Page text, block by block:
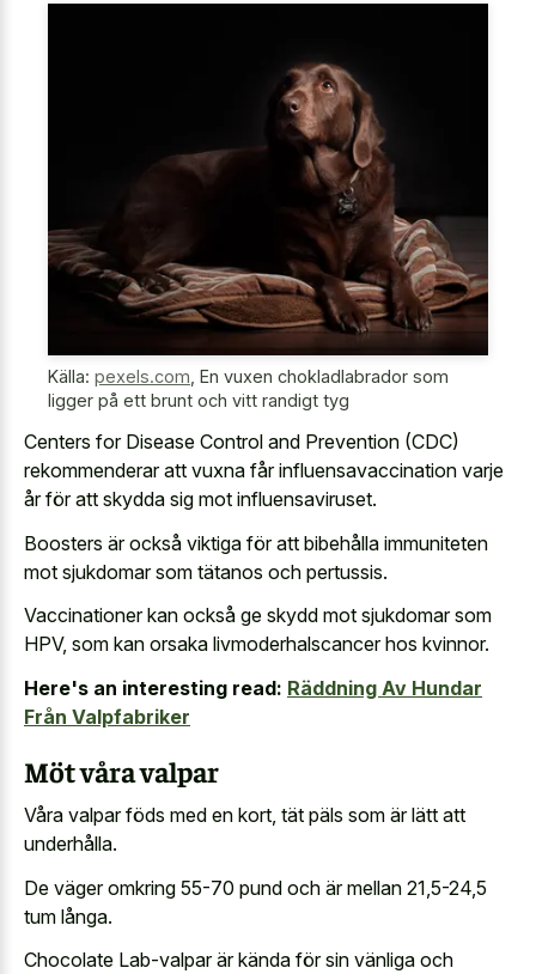
Källa: pexels.com En vuxen chokladlabrador som
ligger på ett brunt och vitt randigt tyg
Centers for Disease Control and Prevention (CDC)
rekommenderar att vuxna får influensavaccination varje
år för att skydda sig mot influensaviruset.
Boosters är också viktiga för att bibehålla immuniteten
mot sjukdomar som tätanos och pertussis.
Vaccinationer kan också ge skydd mot sjukdomar som
HPV, som kan orsaka livmoderhalscancer hos kvinnor.
Here's an interesting read: Räddning Av Hundar
Från Valpfabriker
Möt våra valpar
Våra valpar föds med en kort, tät päls som är lätt att
underhålla.
De väger omkring 55-70 pund och är mellan 21,5-24,5
tum långa.
Chocolate Lab-valpar är kända för sin vänliga och